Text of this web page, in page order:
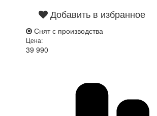
Добавить в избранное
Снят с производства
Цена:
39 990